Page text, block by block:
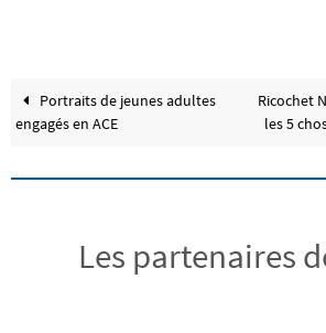
Portraits de jeunes adultes
engagés en ACE
Ricochet
les 5
Les partenaires